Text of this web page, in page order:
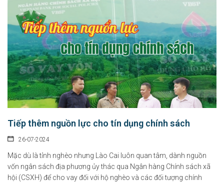
Tiếp thêm nguồn lực cho tín dụng chính sách
26-07-2024
Mặc dù là tỉnh nghèo nhưng Lào Cai luôn quan tâm, dành nguồn
vốn ngân sách địa phương ủy thác qua Ngân hàng Chính sách xã
hội (CSXH) để cho vay đối với hộ nghèo và các đối tượng chính